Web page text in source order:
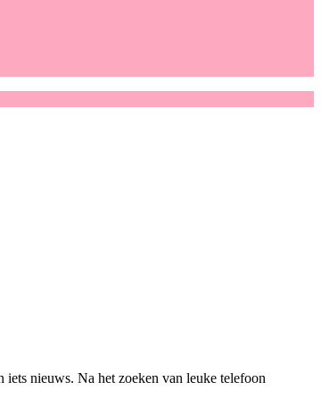
iets nieuws. Na het zoeken van leuke telefoon